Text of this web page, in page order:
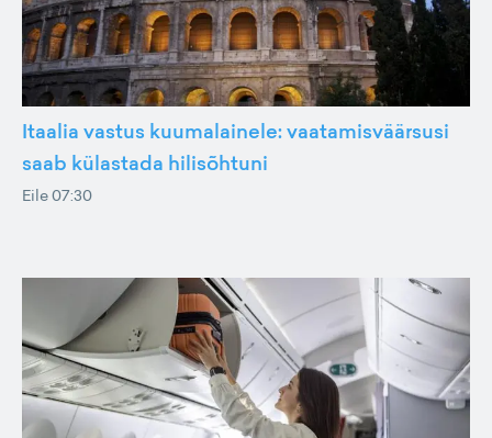
Itaalia vastus kuumalainele: vaatamisväärsusi
saab külastada hilisõhtuni
Eile 07:30